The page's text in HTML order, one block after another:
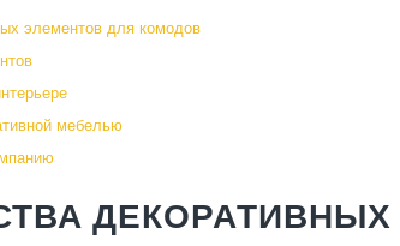
элементов для комодов
мебелью